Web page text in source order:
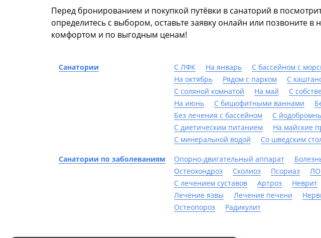
Перед бронированием и покупкой путёвки в санаторий в
определитесь с выбором, оставьте заявку онлайн или позвоните
комфортом и по выгодным ценам!
Санатории С ЛФК На январь С бассейном с
На октябрь
Рядом с парком С
С соляной комнатой
На май С
На июнь
С бишофитными ваннами
Без лечения с бассейном
С
С диетическим питанием
На майские
С минеральной водой
Со шведским
Санатории по заболеваниям Опорно-двигательный аппарат
Остеохондроз
Сколиоз Псориаз
С лечением суставов
Артроз Неврит
Лечение язвы
Лечение печени
Остеопороз
Радикулит